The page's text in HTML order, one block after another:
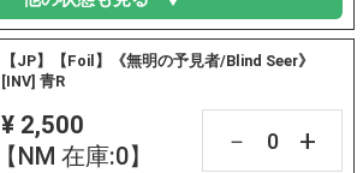
【JP】【Foil】《無明の予見者/Blind Seer》
[INV] 青R
¥ 2,500
【NM 在庫:0】
－ +